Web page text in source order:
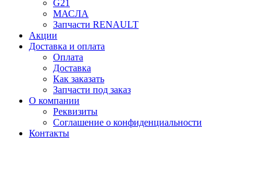
G21
МАСЛА
Запчасти RENAULT
Акции
Доставка и оплата
Оплата
Доставка
Как заказать
Запчасти под заказ
О компании
Реквизиты
Соглашение о конфиденциальности
Контакты